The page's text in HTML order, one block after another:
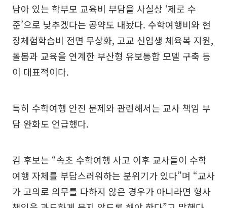
남아 있는 학부모 교육비 부담을 사실상 ‘제로 수
준’으로 낮추겠다는 공약도 내놨다. 수학여행비와 현
장체험학습비 전면 무상화, 고교 신입생 체육복 지원,
돌봄과 교육을 연계한 부산형 유보통합 모델 구축 등
이 대표적이다.
특히 수학여행 안전 문제와 관련해서는 교사 책임 부
담 완화도 언급했다.
김 후보는 “속초 수학여행 사고 이후 교사들이 수학
여행 자체를 부담스러워하는 분위기가 있다”며 “교사
가 고의로 의무를 다하지 않은 경우가 아니라면 형사